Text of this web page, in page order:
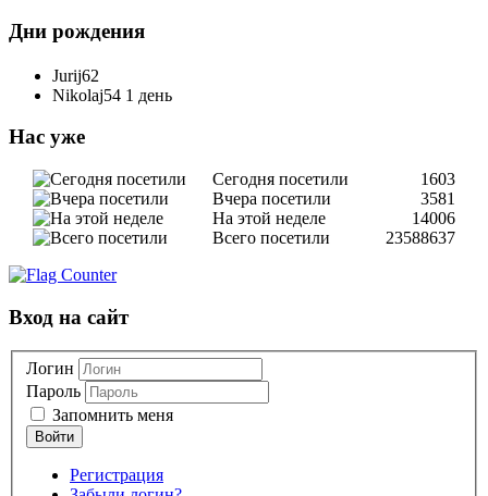
Дни рождения
Jurij62
Nikolaj54 1 день
Нас уже
Сегодня посетили
1603
Вчера посетили
3581
На этой неделе
14006
Всего посетили
23588637
Вход на сайт
Логин
Пароль
Запомнить меня
Регистрация